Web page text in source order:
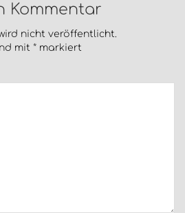
Kommentar
nicht veröffentlicht.
mit * markiert